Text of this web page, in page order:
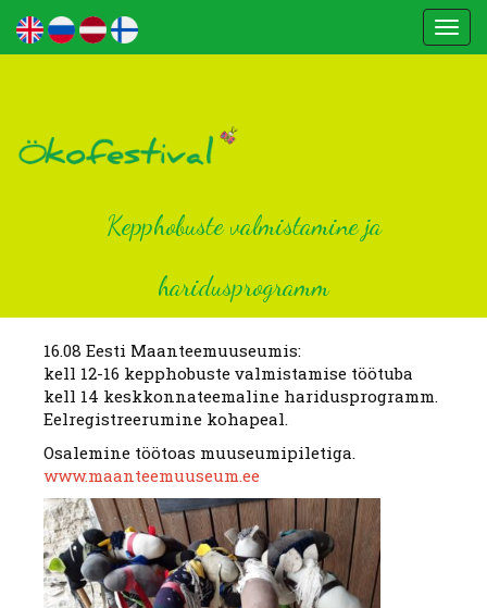
Kepphobuste valmistamine ja
haridusprogramm
16.08 Eesti Maanteemuuseumis:
kell 12-16 kepphobuste valmistamise töötuba
kell 14 keskkonnateemaline haridusprogramm.
Eelregistreerumine kohapeal.
Osalemine töötoas muuseumipiletiga.
www.maanteemuuseum.ee